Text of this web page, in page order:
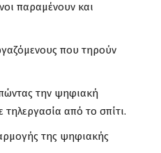
παραμένουν και
που τηρούν
την ψηφιακή
τηλεργασία από το σπίτι.
της ψηφιακής